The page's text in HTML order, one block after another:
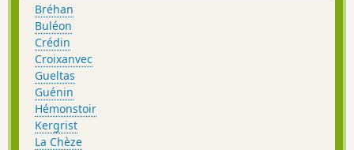
Bréhan
Buléon
Crédin
Croixanvec
Gueltas
Guénin
Hémonstoir
Kergrist
La Chèze